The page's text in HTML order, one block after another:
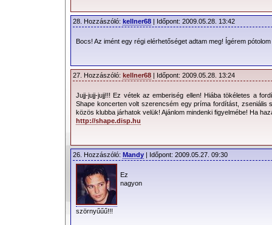
28. Hozzászóló: kellner68 | Időpont: 2009.05.28. 13:42
Bocs! Az imént egy régi elérhetőséget adtam meg! Ígérem pótolom
27. Hozzászóló: kellner68 | Időpont: 2009.05.28. 13:24
Jujj-jujj-jujj!!! Ez vétek az emberiség ellen! Hiába tökéletes a
Shape koncerten volt szerencsém egy príma fordítást, zseniális
közös klubba járhatok velük! Ajánlom mindenki figyelmébe! Ha
http://shape.disp.hu
26. Hozzászóló: Mandy | Időpont: 2009.05.27. 09:30
Ez
nagyon
szörnyűűű!!!